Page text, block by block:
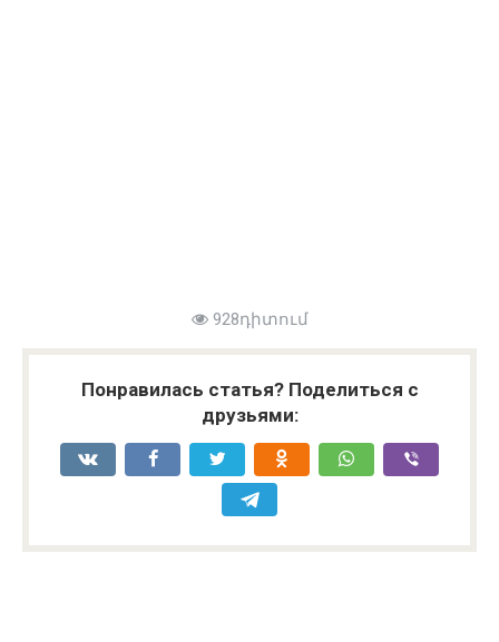
928դիտում
Понравилась статья? Поделиться с
друзьями: